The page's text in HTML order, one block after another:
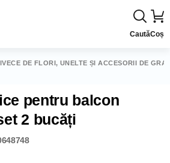
CautăCoș
DE FLORI, UNELTE ȘI ACCESORII DE
pentru balcon
2 bucăți